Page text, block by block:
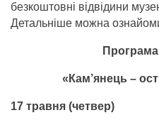
безкоштовні відвідини
Детальніше можна
«Кам’янець –
17 травня (четвер)